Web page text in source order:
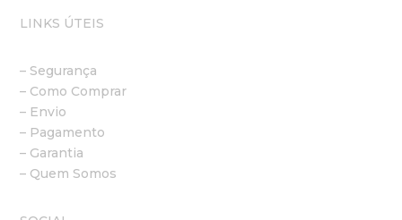
LINKS ÚTEIS
– Segurança
– Como Comprar
– Envio
– Pagamento
– Garantia
– Quem Somos